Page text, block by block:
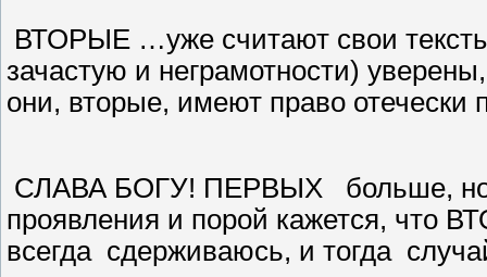
ВТОРЫЕ …уже считают свои
зачастую и неграмотности)
они, вторые, имеют право
СЛАВА БОГУ! ПЕРВЫХ
больше,
проявления и порой кажется, что
всегда сдерживаюсь, и тогда